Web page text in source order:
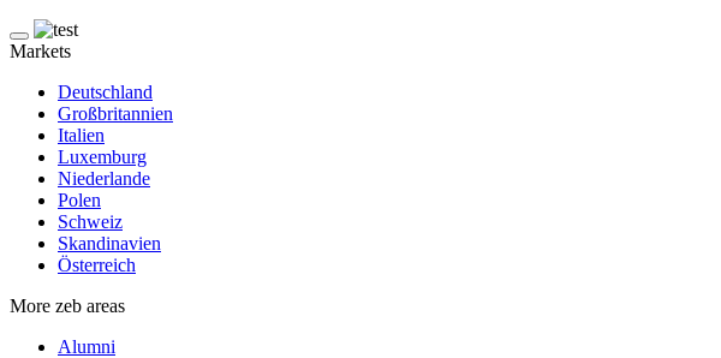
Markets
Deutschland
Großbritannien
Italien
Luxemburg
Niederlande
Polen
Schweiz
Skandinavien
Österreich
More zeb areas
Alumni